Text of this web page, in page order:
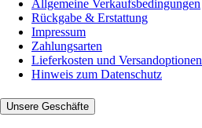
Allgemeine Verkaufsbedingungen
Rückgabe & Erstattung
Impressum
Zahlungsarten
Lieferkosten und Versandoptionen
Hinweis zum Datenschutz
Unsere Geschäfte